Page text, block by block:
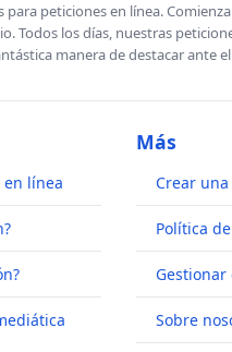
peticiones en línea.
Todos los días, nuestras
manera de destacar ante
en línea
Más
Crear
Política
Gestionar
Sobre